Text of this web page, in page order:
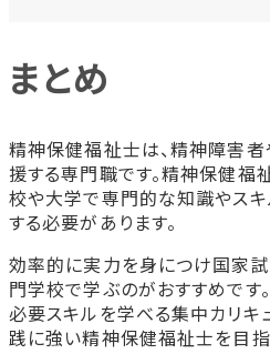
まとめ
精神保健福祉士は、精神障害
援する専門職です。精神保健福
校や大学で専門的な知識やス
する必要があります。
効率的に実力を身につけ国家
門学校で学ぶのがおすすめです
必要スキルを学べる集中カリキ
践に強い精神保健福祉士を目指